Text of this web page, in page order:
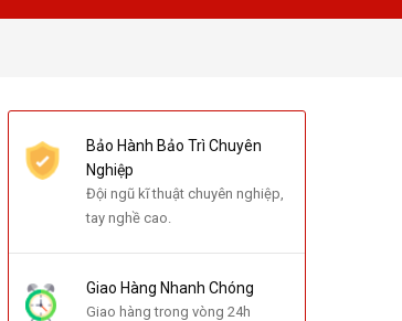
Bảo Hành Bảo Trì Chuyên
Nghiệp
Đội ngũ kĩ thuật chuyên nghiệp,
tay nghề cao.
Giao Hàng Nhanh Chóng
Giao hàng trong vòng 24h